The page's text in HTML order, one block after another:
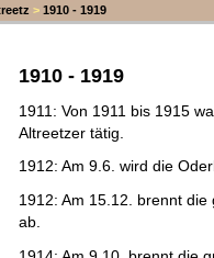
> 1910 - 1919
1910 - 1919
1911: Von 1911 bis 1915
Altreetzer tätig.
1912: Am 9.6. wird die
1912: Am 15.12. brennt
ab.